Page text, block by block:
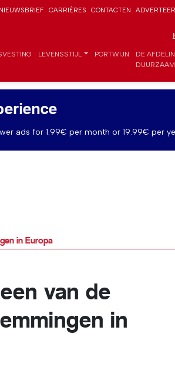
NIEUWSBRIEF CARRIÈRES CONTACTEN ADVERTEER
LEVENSSTIJL PORTWIJN
DE
ads for 1.99€ per month or 19.99€ per
in Europa
van de
in